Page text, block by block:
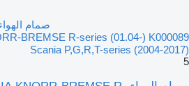
Scania P,G,R,T-series (2004-2017)
5